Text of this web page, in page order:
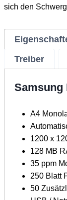
sich den
Treiber
Samsung
A4
1200 x
128 MB
35 ppm
250 Blatt
50